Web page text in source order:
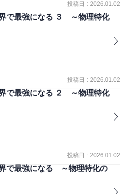
投稿日 : 2026.01.02
で最強になる ３ ～物理特化
投稿日 : 2026.01.02
で最強になる ２ ～物理特化
投稿日 : 2026.01.02
で最強になる ～物理特化の